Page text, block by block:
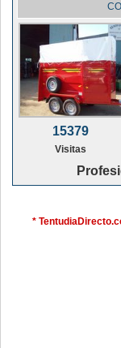
15379
Visitas
*